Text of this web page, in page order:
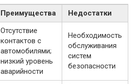
Преимущества Недостатки
Отсутствие
контактов с
автомобилями;
низкий уровень
аварийности
Необходимость
обслуживания
систем
безопасности